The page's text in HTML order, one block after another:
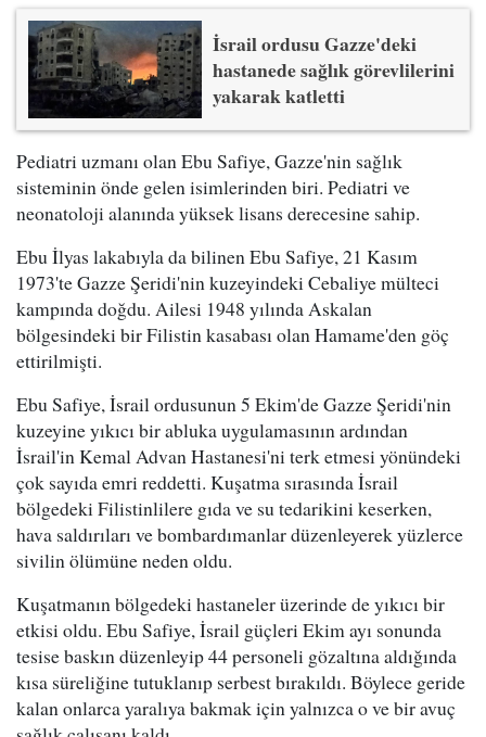
İsrail ordusu Gazze'deki
hastanede sağlık görevlilerini
yakarak katletti
Pediatri uzmanı olan Ebu Safiye, Gazze'nin sağlık
sisteminin önde gelen isimlerinden biri. Pediatri ve
neonatoloji alanında yüksek lisans derecesine sahip.
Ebu İlyas lakabıyla da bilinen Ebu Safiye, 21 Kasım
1973'te Gazze Şeridi'nin kuzeyindeki Cebaliye mülteci
kampında doğdu. Ailesi 1948 yılında Askalan
bölgesindeki bir Filistin kasabası olan Hamame'den göç
ettirilmişti.
Ebu Safiye, İsrail ordusunun 5 Ekim'de Gazze Şeridi'nin
kuzeyine yıkıcı bir abluka uygulamasının ardından
İsrail'in Kemal Advan Hastanesi'ni terk etmesi yönündeki
çok sayıda emri reddetti. Kuşatma sırasında İsrail
bölgedeki Filistinlilere gıda ve su tedarikini keserken,
hava saldırıları ve bombardımanlar düzenleyerek yüzlerce
sivilin ölümüne neden oldu.
Kuşatmanın bölgedeki hastaneler üzerinde de yıkıcı bir
etkisi oldu. Ebu Safiye, İsrail güçleri Ekim ayı sonunda
tesise baskın düzenleyip 44 personeli gözaltına aldığında
kısa süreliğine tutuklanıp serbest bırakıldı. Böylece geride
kalan onlarca yaralıya bakmak için yalnızca o ve bir avuç